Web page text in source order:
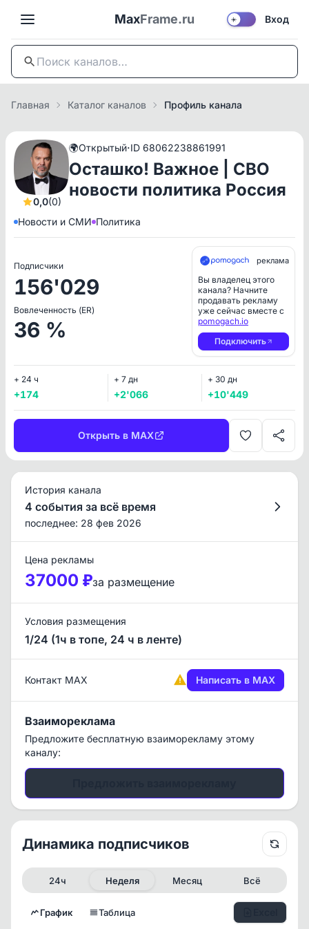
MaxFrame.ru ☀️ Вход
Главная Каталог каналов Профиль канала
0,0(0)
🌍Открытый·ID 68062238861991
Осташко! Важное | СВО
новости политика Россия
Новости и СМИ Политика
Подписчики
156'029
Вовлеченность (ER)
36 %
реклама
Вы владелец этого
канала? Начните
продавать рекламу
уже сейчас вместе с
pomogach.io
Подключить
+ 24 ч
+174
+ 7 дн
+2'066
+ 30 дн
+10'449
Открыть в MAX
История канала
4 события за всё время
последнее: 28 фев 2026
Цена рекламы
37000 ₽за размещение
Условия размещения
1/24 (1ч в топе, 24 ч в ленте)
Контакт MAX Написать в MAX
Взаимореклама
Предложите бесплатную взаиморекламу этому
каналу:
Динамика подписчиков
24ч Неделя Месяц Всё
График Таблица